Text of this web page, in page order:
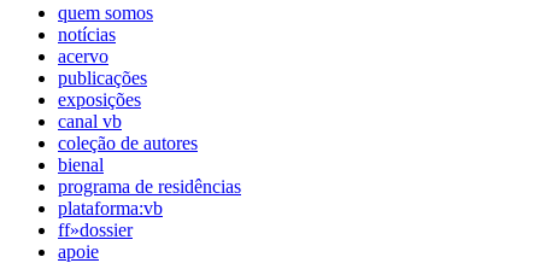
quem somos
notícias
acervo
publicações
exposições
canal vb
coleção de autores
bienal
programa de residências
plataforma:vb
ff»dossier
apoie